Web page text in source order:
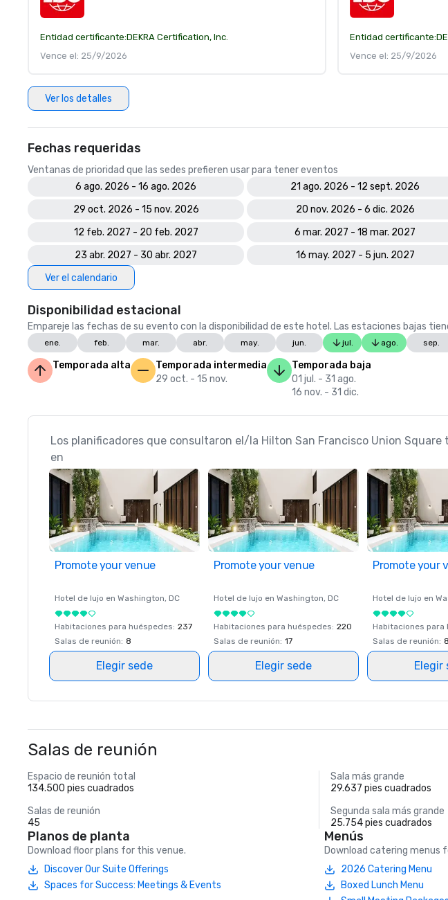
Entidad certificante:DEKRA Certification, Inc.
Vence el: 25/9/2026
Entidad certificante:
Vence el: 25/9/2026
Ver los detalles
Fechas requeridas
Ventanas de prioridad que las sedes prefieren usar para tener eventos
6 ago. 2026 - 16 ago. 2026
21 ago. 2026 - 12 sept. 2026
29 oct. 2026 - 15 nov. 2026
20 nov. 2026 - 6 dic. 2026
12 feb. 2027 - 20 feb. 2027
6 mar. 2027 - 18 mar. 2027
23 abr. 2027 - 30 abr. 2027
16 may. 2027 - 5 jun. 2027
Ver el calendario
Disponibilidad estacional
Empareje las fechas de su evento con la disponibilidad de este hotel. Las estaciones bajas
ene. feb. mar. abr. may. jun. jul. ago. sep.
Temporada alta
Temporada intermedia
29 oct. - 15 nov.
Temporada baja
01 jul. - 31 ago.
16 nov. - 31 dic.
Los planificadores que consultaron el/la Hilton San Francisco Union Square
en
Promote your venue
Hotel de lujo en Washington, DC
Habitaciones para huéspedes: 237
Salas de reunión: 8
Elegir sede
Promote your venue
Hotel de lujo en Washington, DC
Habitaciones para huéspedes: 220
Salas de reunión: 17
Elegir sede
Promote your
Hotel de lujo en
Habitaciones para
Salas de reunión: 8
Elegir
Salas de reunión
Espacio de reunión total
134.500 pies cuadrados
Sala más grande
29.637 pies cuadrados
Salas de reunión
45
Segunda sala más grande
25.754 pies cuadrados
Planos de planta
Download floor plans for this venue.
Discover Our Suite Offerings
Spaces for Success: Meetings & Events
Menús
Download catering menus
2026 Catering Menu
Boxed Lunch Menu